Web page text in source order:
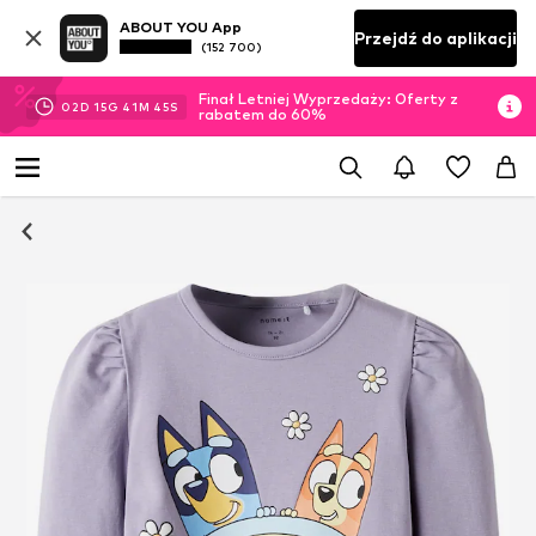
ABOUT YOU App
(152 700) Przejdź do aplikacji
02D 15G 41M 45S
Finał Letniej Wyprzedaży: Oferty z
rabatem do 60%